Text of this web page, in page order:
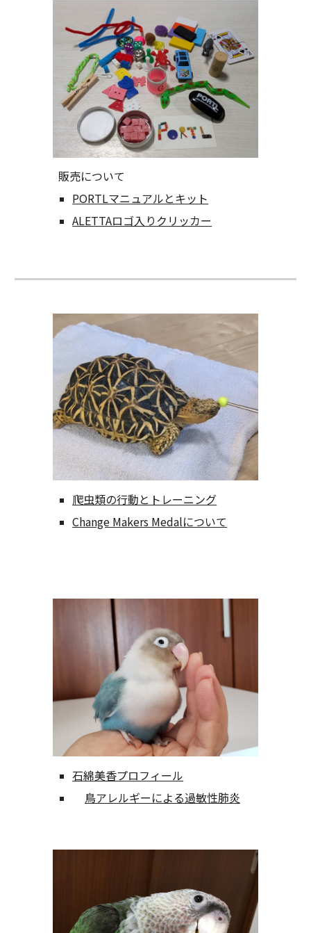
販売について
PORTLマニュアルとキット
ALETTAロゴ入りクリッカー
爬虫類の行動とトレーニング
Change Makers Medalについて
石綿美香プロフィール
鳥アレルギーによる過敏性肺炎